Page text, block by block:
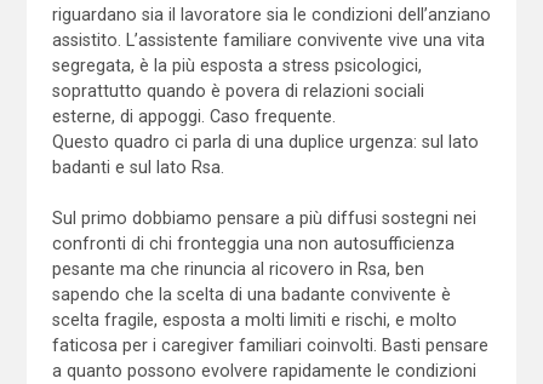
riguardano sia il lavoratore sia le condizioni dell’anziano
assistito. L’assistente familiare convivente vive una vita
segregata, è la più esposta a stress psicologici,
soprattutto quando è povera di relazioni sociali
esterne, di appoggi. Caso frequente.
Questo quadro ci parla di una duplice urgenza: sul lato
badanti e sul lato Rsa.
Sul primo dobbiamo pensare a più diffusi sostegni nei
confronti di chi fronteggia una non autosufficienza
pesante ma che rinuncia al ricovero in Rsa, ben
sapendo che la scelta di una badante convivente è
scelta fragile, esposta a molti limiti e rischi, e molto
faticosa per i caregiver familiari coinvolti. Basti pensare
a quanto possono evolvere rapidamente le condizioni